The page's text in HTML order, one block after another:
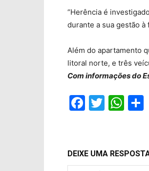
“Herência é
durante a sua gestão
Além do apartamento
litoral norte, e três
Com informações do
Facebook
Twitter
DEIXE UMA